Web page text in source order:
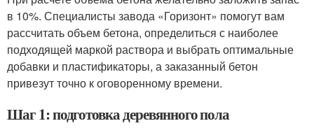
в 10%. Специалисты завода «Горизонт» помогут вам
рассчитать объем бетона, определиться с наиболее
подходящей маркой раствора и выбрать оптимальные
добавки и пластификаторы, а заказанный бетон
привезут точно к оговоренному времени.
Шаг 1: подготовка деревянного пола